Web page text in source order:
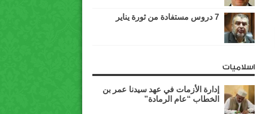
7 دروس مستفادة من ثورة يناير
اسلاميات
إدارة الأزمات في عهد سيدنا عمر بن
الخطاب “عام الرمادة”